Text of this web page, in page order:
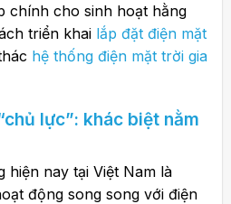
chính cho sinh hoạt hằng
triển khai lắp đặt điện mặt
hệ thống điện mặt trời gia
lực”: khác biệt nằm
hiện nay tại Việt Nam là
động song song với điện